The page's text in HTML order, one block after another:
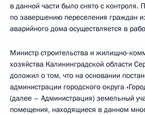
в данной части было снято с контроля.
по завершению переселения граждан
аварийного дома осуществляется в
Министр строительства и жилищно-
хозяйства Калининградской области
доложил о том, что на основании
администрации городского округа
(далее – Администрация) земельный
помещения, находящиеся в данном